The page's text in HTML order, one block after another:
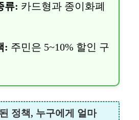
류: 카드형과 종이화폐
: 주민은 5~10% 할인 구
정책, 누구에게 얼마